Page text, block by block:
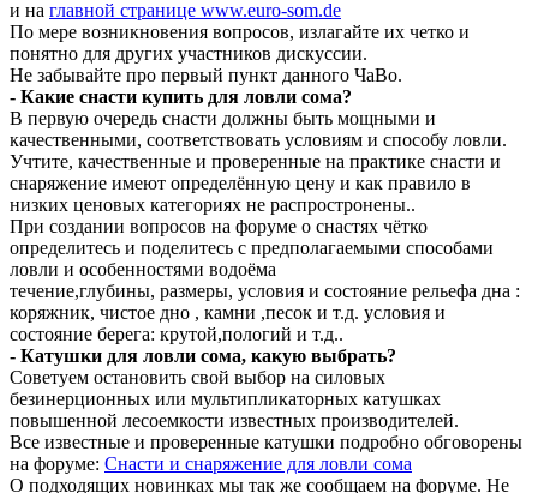
и на главной странице www.euro-som.de
По мере возникновения вопросов, излагайте их четко и
понятно для других участников дискуссии.
Не забывайте про первый пункт данного ЧаВо.
- Какие снасти купить для ловли сома?
В первую очередь снасти должны быть мощными и
качественными, соответствовать условиям и способу ловли.
Учтите, качественные и проверенные на практике снасти и
снаряжение имеют определённую цену и как правило в
низких ценовых категориях не распростронены..
При создании вопросов на форуме о снастях чётко
определитесь и поделитесь с предполагаемыми способами
ловли и особенностями водоёма
течение,глубины, размеры, условия и состояние рельефа дна :
коряжник, чистое дно , камни ,песок и т.д. условия и
состояние берега: крутой,пологий и т.д..
- Катушки для ловли сома, какую выбрать?
Советуем остановить свой выбор на силовых
безинерционных или мультипликаторных катушках
повышенной лесоемкости известных производителей.
Все известные и проверенные катушки подробно обговорены
на форуме: Снасти и снаряжение для ловли сома
О подходящих новинках мы так же сообщаем на форуме. Не